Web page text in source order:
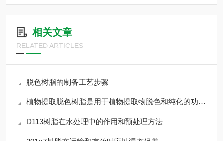
相关文章
RELATED ARTICLES
脱色树脂的制备工艺步骤
植物提取脱色树脂是用于植物提取物脱色和纯化的功能性材料
D113树脂在水处理中的作用和预处理方法